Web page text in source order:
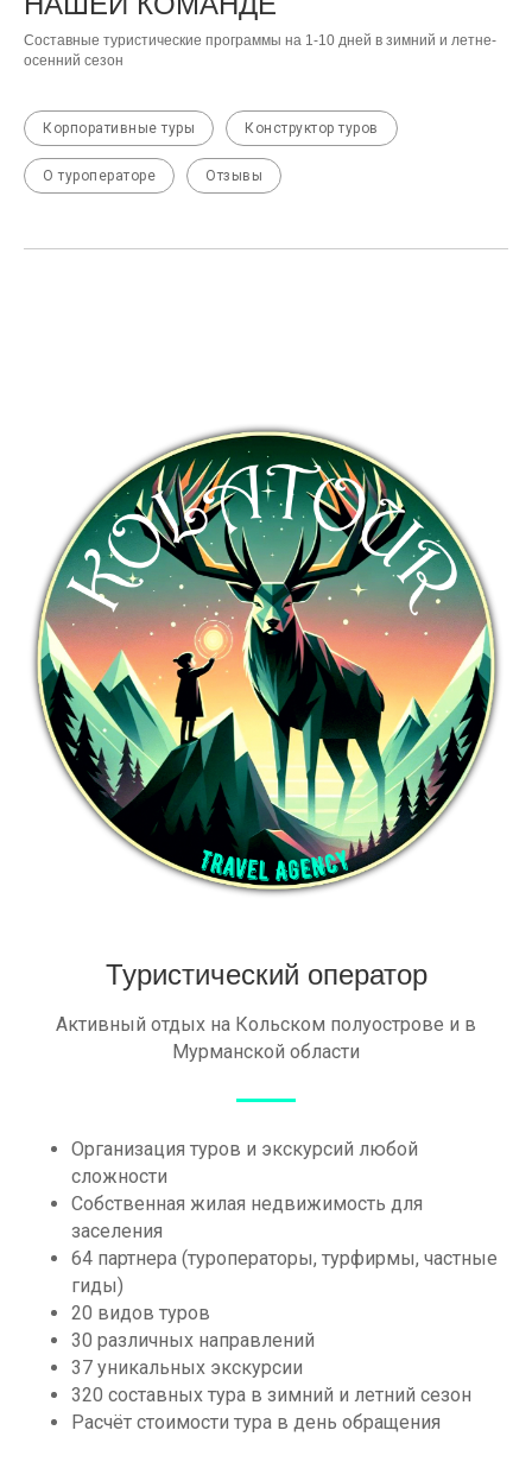
Составные туристические программы на 1-10 дней в зимний и летне-
осенний сезон
Корпоративные туры Конструктор туров
О туроператоре Отзывы
Туристический оператор
Активный отдых на Кольском полуострове и в
Мурманской области
Организация туров и экскурсий любой
сложности
Собственная жилая недвижимость для
заселения
64 партнера (туроператоры, турфирмы, частные
гиды)
20 видов туров
30 различных направлений
37 уникальных экскурсии
320 составных тура в зимний и летний сезон
Расчёт стоимости тура в день обращения